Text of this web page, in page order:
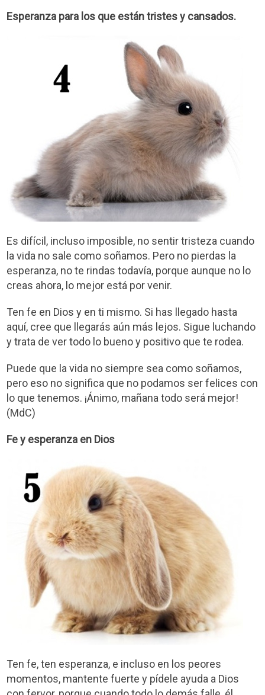
Esperanza para los que están tristes y cansados.
Es difícil, incluso imposible, no sentir tristeza cuando
la vida no sale como soñamos. Pero no pierdas la
esperanza, no te rindas todavía, porque aunque no lo
creas ahora, lo mejor está por venir.
Ten fe en Dios y en ti mismo. Si has llegado hasta
aquí, cree que llegarás aún más lejos. Sigue luchando
y trata de ver todo lo bueno y positivo que te rodea.
Puede que la vida no siempre sea como soñamos,
pero eso no significa que no podamos ser felices con
lo que tenemos. ¡Ánimo, mañana todo será mejor!
(MdC)
Fe y esperanza en Dios
Ten fe, ten esperanza, e incluso en los peores
momentos, mantente fuerte y pídele ayuda a Dios